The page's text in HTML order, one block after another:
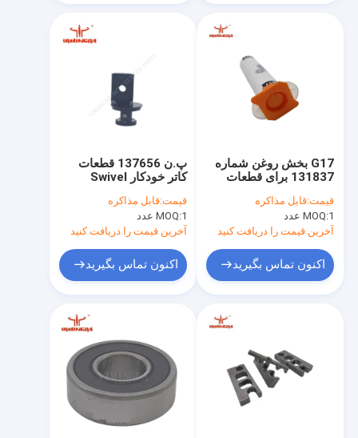
قطعات برش خودکار
قطعات وکتور IX Q80 M88 MH8
قطعات VT2500 VT5000 VT7000
تیغه چاقو کاتر
قطعات برش برای یین
برس کاتر بریستل بلوک
قطعات کاتر پاراگون
قطعات کاتر GT5250 GT7250
قطعات کاتر XLC7000 Z7
پ.ن 137656 قطعات
کاتر خودکار Swivel
قطعات
قیمت:قابل مذاکره
MOQ:1 عدد
آخرین قیمت را دریافت کنید
اکنون تماس بگیرید
G17 بخش روغن شماره
131837 برای قطعات
اتوماتیک
قیمت:قابل مذاکره
MOQ:1 عدد
آخرین قیمت را دریافت کنید
اکنون تماس بگیرید